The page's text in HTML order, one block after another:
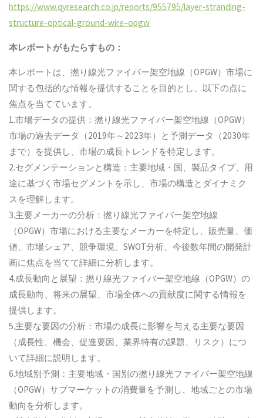
https://www.qyresearch.co.jp/reports/955795/layer-stranding-
structure-optical-ground-wire–opgw
本レポートがもたらすもの：
本レポートは、撚り線光ファイバー架空地線（OPGW）市場に
関する包括的な情報を提供することを目的とし、以下の点に
焦点を当てています。
1.市場データの提供：撚り線光ファイバー架空地線（OPGW）
市場の過去データ（2019年～2023年）と予測データ（2030年
まで）を提供し、市場の成長トレンドを特定します。
2.セグメンテーションと構造：主要地域・国、製品タイプ、用
途に基づく市場セグメントを示し、市場の構造とダイナミク
スを理解します。
3.主要メーカーの分析：撚り線光ファイバー架空地線
（OPGW）市場における主要なメーカーを特定し、販売量、価
値、市場シェア、競争環境、SWOT分析、今後数年間の開発計
画に焦点を当てて詳細に分析します。
4.成長動向と展望：撚り線光ファイバー架空地線（OPGW）の
成長動向、将来の展望、市場全体への貢献度に関する情報を
提供します。
5.主要な要因の分析：市場の成長に影響を与える主要な要因
（成長性、機会、促進要因、業界特有の課題、リスク）につ
いて詳細に説明します。
6.地域別予測：主要地域・国別の撚り線光ファイバー架空地線
（OPGW）サブマーケットの消費量を予測し、地域ごとの市場
動向を分析します。